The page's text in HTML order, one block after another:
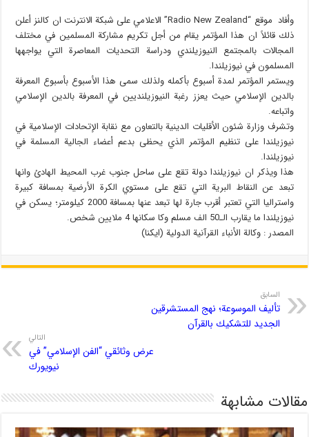
وأفاد موقع “Radio New Zealand” الاعلامي على شبكة الانترنت ان كالنز أعلن
ذلك قائلاً ان هذا المؤتمر يقام من أجل تكريم مشاركة المسلمين في مختلف
المجالات بالمجتمع النيوزيلندي ودراسة التحديات المعاصرة التي يواجهها
المسلمون في نيوزيلندا.
ويستمر المؤتمر لمدة أسبوع بأكمله ولذلك سمى هذا الأسبوع بأسبوع المعرفة
بالدين الإسلامي حيث يعزز رغبة النيوزيلنديين في المعرفة بالدين الإسلامي
واتباعه.
وتشرف وزارة شئون الأقليات الدينية بالتعاون مع نقابة الإتحادات الإسلامية في
نيوزيلندا على تنظيم المؤتمر الذي يحظى بدعم أعضاء الجالية المسلمة في
نيوزيلندا.
هذا ويذكر ان نيوزيلندا دولة تقع على ساحل جنوب غرب المحيط الهادئ وانها
تبعد عن النقاط البرية التي تقع على مستوي الكرة الأرضية بمسافة كبيرة
واستراليا التي تعتبر أقرب جارة لها تبعد عنها بمسافة 2000 كيلومتر؛ يسكن في
نيوزيلندا ما يقارب الـ50 الف مسلم وكا سكانها 4 ملايين شخص.
المصدر : وكالة الأنباء القرآنية الدولية (ايكنا)
السابق
تأليف الموسوعة؛ نهج المستشرقين
الجديد للتشكيك بالقرآن
التالي
عرض وثائقي “الفن الإسلامي” في
نيويورك
مقالات مشابهة